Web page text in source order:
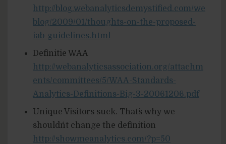
http://blog.webanalyticsdemystified.com/we
blog/2009/01/thoughts-on-the-proposed-
iab-guidelines.html
Definitie WAA
http://webanalyticsassociation.org/attachm
ents/committees/5/WAA-Standards-
Analytics-Definitions-Big-3-20061206.pdf
Unique Visitors suck. That´s why we
shouldn´t change the definition
http://showmeanalytics.com/?p=50